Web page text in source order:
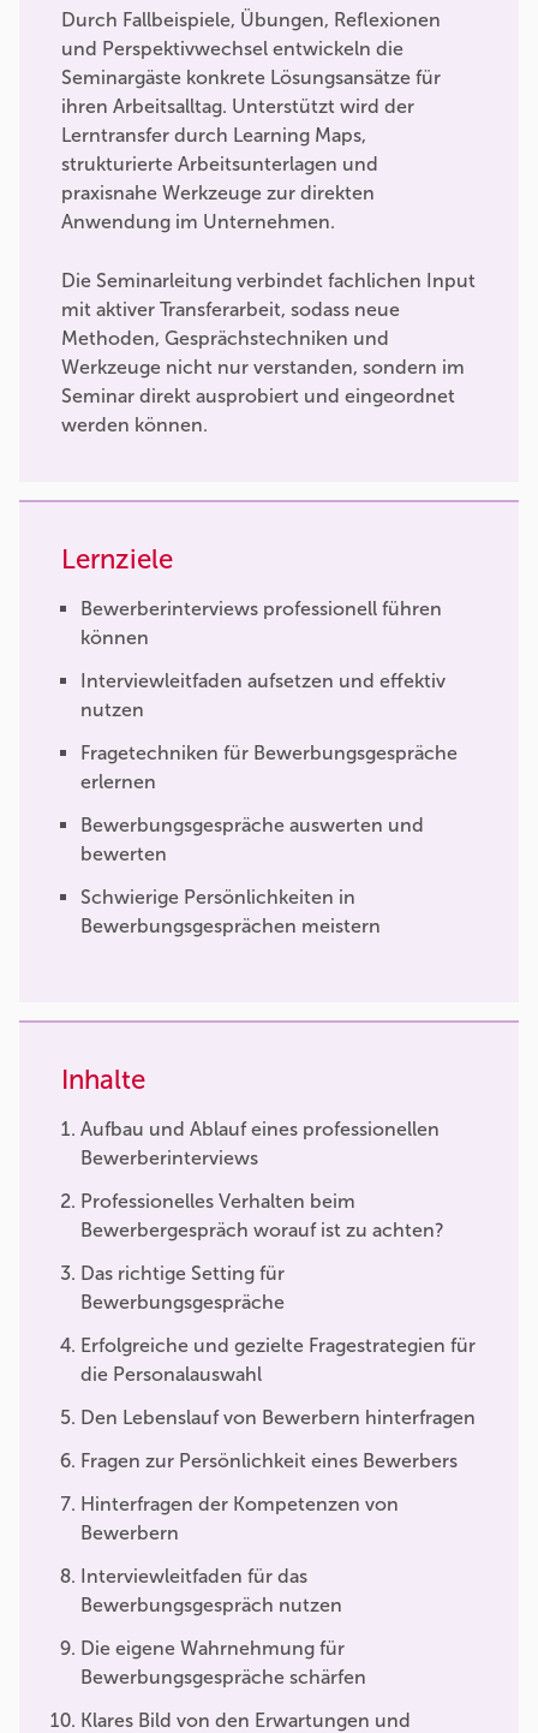
Durch Fallbeispiele, Übungen, Reflexionen
und Perspektivwechsel entwickeln die
Seminargäste konkrete Lösungsansätze für
ihren Arbeitsalltag. Unterstützt wird der
Lerntransfer durch Learning Maps,
strukturierte Arbeitsunterlagen und
praxisnahe Werkzeuge zur direkten
Anwendung im Unternehmen.
Die Seminarleitung verbindet fachlichen Input
mit aktiver Transferarbeit, sodass neue
Methoden, Gesprächstechniken und
Werkzeuge nicht nur verstanden, sondern im
Seminar direkt ausprobiert und eingeordnet
werden können.
Lernziele
Bewerberinterviews professionell führen
können
Interviewleitfaden aufsetzen und effektiv
nutzen
Fragetechniken für Bewerbungsgespräche
erlernen
Bewerbungsgespräche auswerten und
bewerten
Schwierige Persönlichkeiten in
Bewerbungsgesprächen meistern
Inhalte
Aufbau und Ablauf eines professionellen
Bewerberinterviews
Professionelles Verhalten beim
Bewerbergespräch worauf ist zu achten?
Das richtige Setting für
Bewerbungsgespräche
Erfolgreiche und gezielte Fragestrategien für
die Personalauswahl
Den Lebenslauf von Bewerbern hinterfragen
Fragen zur Persönlichkeit eines Bewerbers
Hinterfragen der Kompetenzen von
Bewerbern
Interviewleitfaden für das
Bewerbungsgespräch nutzen
Die eigene Wahrnehmung für
Bewerbungsgespräche schärfen
Klares Bild von den Erwartungen und